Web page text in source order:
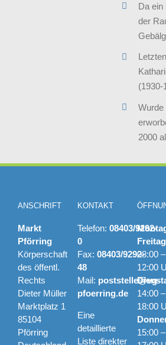
Da ein
der
(1930-
2000
ANSCHRIFT
Markt
Pförring
Körperschaft
des öffentl.
Rechts
Dieter Müller
Marktplatz 1
85104
Pförring
KONTAKT
Telefon: 08403/9292-
0
Fax: 08403/9292-
48
Mail: poststelle@vg-
pfoerring.de
Eine
detaillierte
Liste direkter
Freitag
08:00 –
12:00
14:00 –
18:00
15:00 –